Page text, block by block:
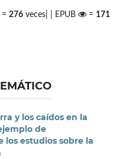
276veces| | EPUB = 171
y los caídos en la
de
estudios sobre la